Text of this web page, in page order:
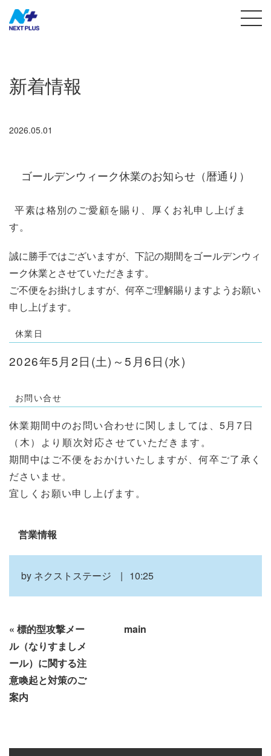
新着情報
2026.05.01
ゴールデンウィーク休業のお知らせ（暦通り）
平素は格別のご愛顧を賜り、厚くお礼申し上げま
す。
誠に勝手ではございますが、下記の期間をゴールデンウィ
ーク休業とさせていただきます。
ご不便をお掛けしますが、何卒ご理解賜りますようお願い
申し上げます。
休業日
2026年5月2日(土)～5月6日(水)
お問い合せ
休業期間中のお問い合わせに関しましては、5月7日
（木）より順次対応させていただきます。
期間中はご不便をおかけいたしますが、何卒ご了承く
ださいませ。
宜しくお願い申し上げます。
営業情報
by ネクストステージ 10:25
« 標的型攻撃メー
ル（なりすましメ
ール）に関する注
意喚起と対策のご
案内
main